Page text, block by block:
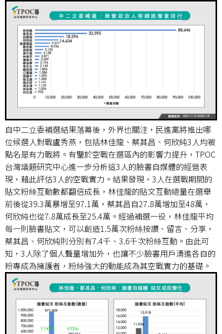
自中二立委補選結果落幕後，外界也關注，民進黨將推出哪
位候選人對戰盧秀燕，包括林佳龍、蔡其昌、何欣純3人均被
點名是有力戰將。有鑒於空戰在選區內的影響力提升，TPOC
台灣議題研究中心進一步分析這3人的臉書自媒體的經營表
現，藉此評估3人的空戰實力。結果發現，3人在選戰期間的
貼文粉絲互動數都翻倍成長，林佳龍的貼文互動總量在選舉
前後從39.3萬暴增至97.1萬，蔡其昌自27.8萬增加至48萬，
何欣純也從7.8萬成長至25.4萬。經過補選一役，林佳龍平均
每一則臉書貼文，可以創造1.5萬次粉絲按讚、留言、分享，
蔡其昌、何欣純則分別有7.4千、3.6千次粉絲互動。由此可
知，3人除了個人聲量增加外，也讓不少臉書用戶湧進各自的
粉專成為擁護者，粉絲強大的動能成為其空戰實力的基礎。